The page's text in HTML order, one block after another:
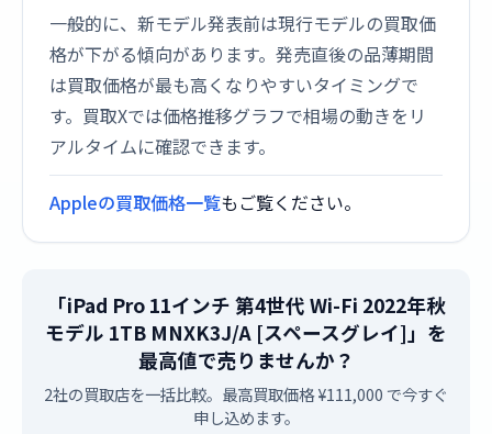
一般的に、新モデル発表前は現行モデルの買取価
格が下がる傾向があります。発売直後の品薄期間
は買取価格が最も高くなりやすいタイミングで
す。買取Xでは価格推移グラフで相場の動きをリ
アルタイムに確認できます。
Appleの買取価格一覧もご覧ください。
「iPad Pro 11インチ 第4世代 Wi-Fi 2022年秋
モデル 1TB MNXK3J/A [スペースグレイ]」を
最高値で売りませんか？
2社の買取店を一括比較。最高買取価格 ¥111,000 で今すぐ
申し込めます。